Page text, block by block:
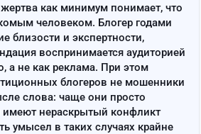
жертва как минимум понимает, что
человеком. Блогер годами
близости и экспертности,
воспринимается аудиторией
а не как реклама. При этом
блогеров не мошенники
слова: чаще они просто
имеют нераскрытый конфликт
умысел в таких случаях крайне